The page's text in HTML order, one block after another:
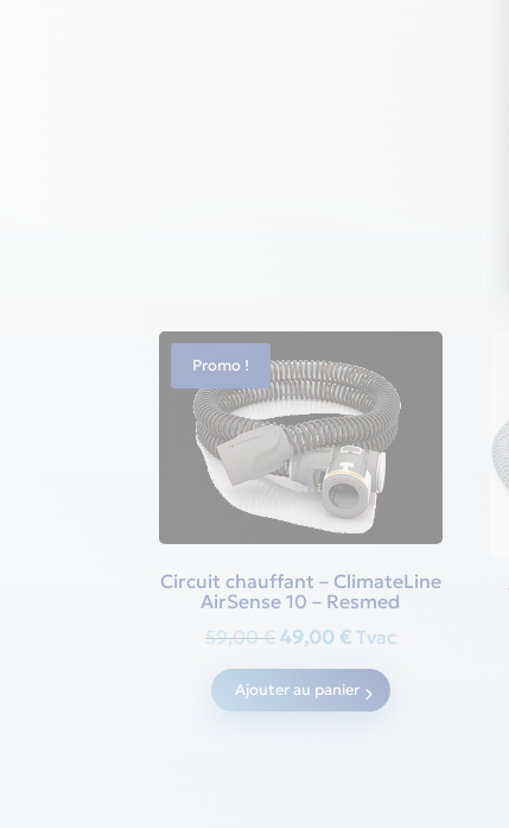
Promo !
Circuit chauffant – ClimateLine
AirSense 10 – Resmed
59,00€ Original
price
was:
49,00 €Current
price
is:
Tvac
Ajouter au panier